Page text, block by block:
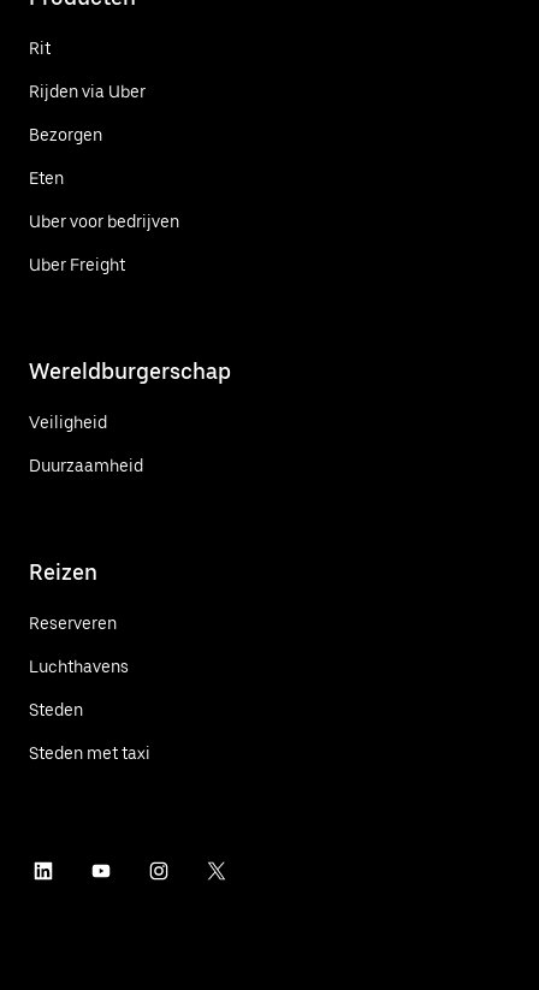
Rit
Rijden via Uber
Bezorgen
Eten
Uber voor bedrijven
Uber Freight
Wereldburgerschap
Veiligheid
Duurzaamheid
Reizen
Reserveren
Luchthavens
Steden
Steden met taxi